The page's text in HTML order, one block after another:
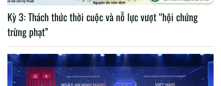
Kỳ 3: Thách thức thời cuộc và nỗ lực vượt “hội chứng
trừng phạt”